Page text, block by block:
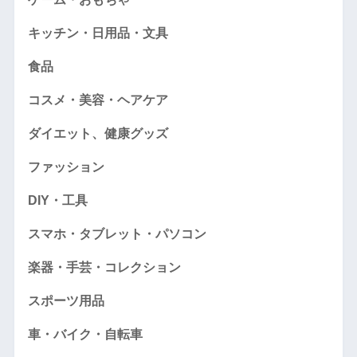
キッチン・日用品・文具
食品
コスメ・美容・ヘアケア
ダイエット、健康グッズ
ファッション
DIY・工具
スマホ・タブレット・パソコン
楽器・手芸・コレクション
スポーツ用品
車・バイク・自転車